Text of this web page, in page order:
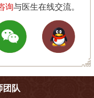
询与医生在线交流。
团队